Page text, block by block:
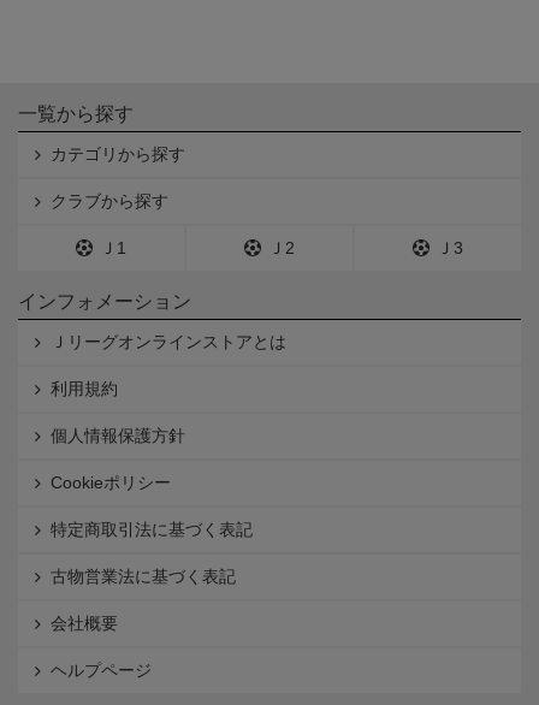
一覧から探す
カテゴリから探す
クラブから探す
Ｊ1 Ｊ2 Ｊ3
インフォメーション
Ｊリーグオンラインストアとは
利用規約
個人情報保護方針
Cookieポリシー
特定商取引法に基づく表記
古物営業法に基づく表記
会社概要
ヘルプページ